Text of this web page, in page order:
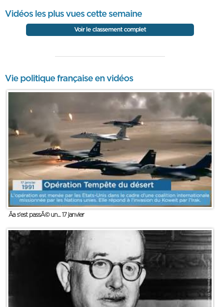
Vidéos les plus vues cette semaine
Voir le classement complet
Vie politique française en vidéos
Ãa s'est passÃ© un... 17 janvier